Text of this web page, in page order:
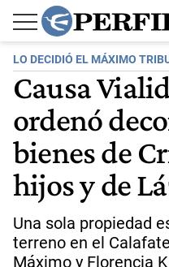
LO DECIDIÓ EL MÁXIMO
Causa
ordenó
bienes de
hijos y de
Una sola propiedad
terreno en el
Máximo y Florencia